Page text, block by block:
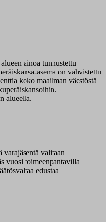
ainoa tunnustettu
asema on vahvistettu
koko maailman väestöstä
alueella.
varajäsentä valitaan
vuosi toimeenpantavilla
edustaa